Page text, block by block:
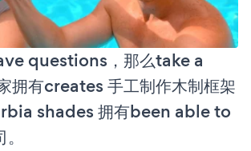
questions，那么take a
拥有creates 手工制作木制框架
rbia shades 拥有been able to